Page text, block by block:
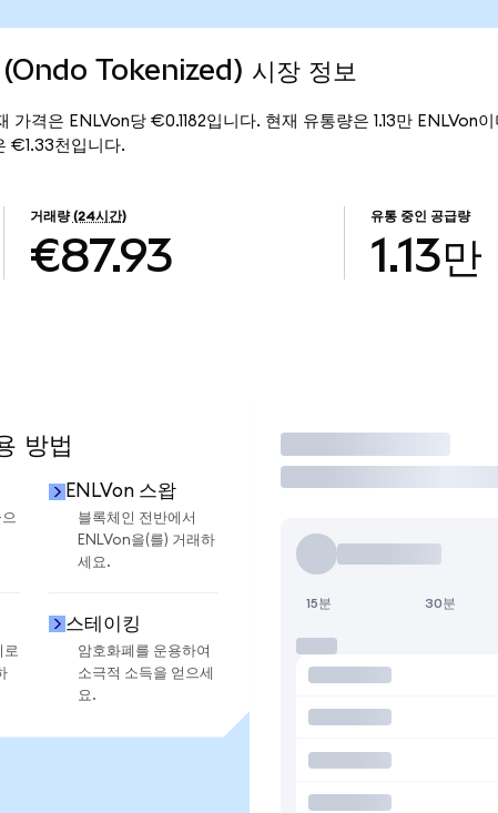
Tokenized) 시장 정보
격은 ENLVon당 €0.1182입니다. 현재 유통량은 1.13만 ENLVon
€1.33천입니다.
거래량 (24시간)
€87.93
유통 중인 공급량
1.13만
방법
ENLVon 스왑
블록체인 전반에서
ENLVon을(를) 거래하
세요.
로
스테이킹
암호화폐를 운용하여
소극적 소득을 얻으세
요.
거래
15분 30분